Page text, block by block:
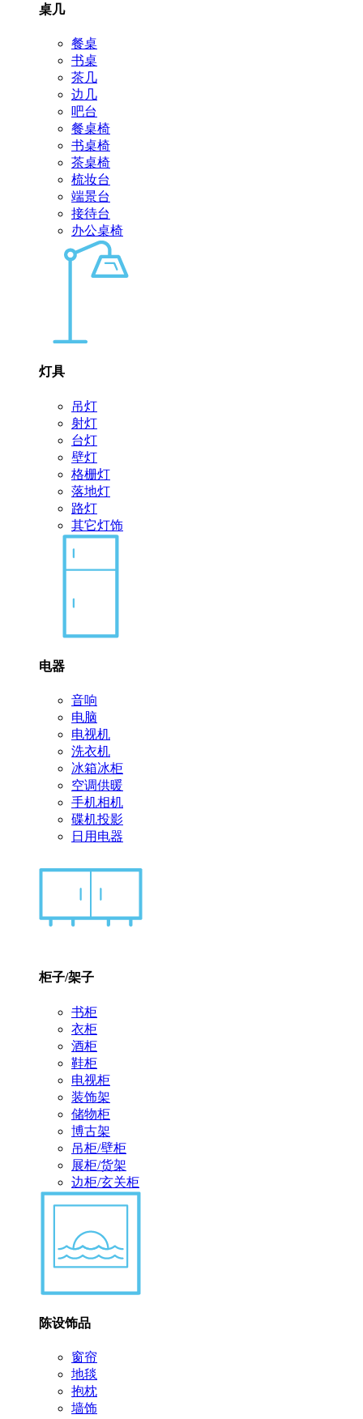
桌几
餐桌
书桌
茶几
边几
吧台
餐桌椅
书桌椅
茶桌椅
梳妆台
端景台
接待台
办公桌椅
灯具
吊灯
射灯
台灯
壁灯
格栅灯
落地灯
路灯
其它灯饰
电器
音响
电脑
电视机
洗衣机
冰箱冰柜
空调供暖
手机相机
碟机投影
日用电器
柜子/架子
书柜
衣柜
酒柜
鞋柜
电视柜
装饰架
储物柜
博古架
吊柜/壁柜
展柜/货架
边柜/玄关柜
陈设饰品
窗帘
地毯
抱枕
墙饰